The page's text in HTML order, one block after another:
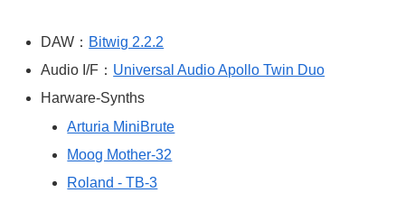
DAW： Bitwig 2.2.2
Audio I/F： Universal Audio Apollo Twin Duo
Harware-Synths
Arturia MiniBrute
Moog Mother-32
Roland - TB-3